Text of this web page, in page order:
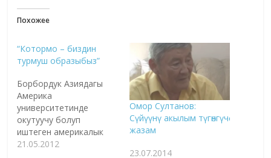
Похожее
“Котормо – биздин
турмуш образыбыз”
Борбордук Азиядагы
Америка
университетинде
окутуучу болуп
иштеген америкалык
жубайлар Алекс Сигал
21.05.2012
Омор Султанов:
Сүйүүнү акылым түгөнгүчө
жазам
23.07.2014